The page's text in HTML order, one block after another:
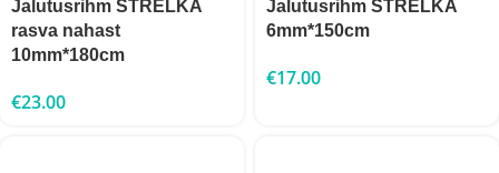
Jalutusrihm STRELKA
rasva nahast
10mm*180cm
€23.00
Jalutusrihm STRELKA
6mm*150cm
€17.00